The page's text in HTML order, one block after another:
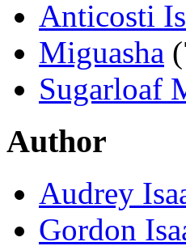
Anticosti
Miguasha
Sugarloaf
Author
Audrey
Gordon